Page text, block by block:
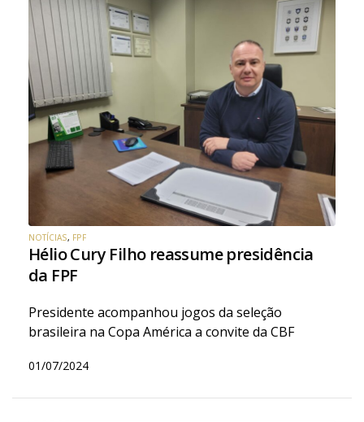
NOTÍCIAS, FPF
Hélio Cury Filho reassume presidência
da FPF
Presidente acompanhou jogos da seleção
brasileira na Copa América a convite da CBF
01/07/2024